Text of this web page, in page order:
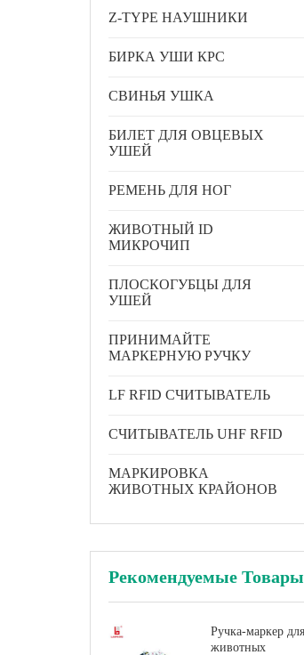
Z-TYPE НАУШНИКИ
БИРКА УШИ КРС
СВИНЬЯ УШКА
БИЛЕТ ДЛЯ ОВЦЕВЫХ
УШЕЙ
РЕМЕНЬ ДЛЯ НОГ
ЖИВОТНЫЙ ID
МИКРОЧИП
ПЛОСКОГУБЦЫ ДЛЯ
УШЕЙ
ПРИНИМАЙТЕ
МАРКЕРНУЮ РУЧКУ
LF RFID СЧИТЫВАТЕЛЬ
СЧИТЫВАТЕЛЬ UHF RFID
МАРКИРОВКА
ЖИВОТНЫХ КРАЙОНОВ
Рекомендуемые Товары
Ручка-маркер для
животных